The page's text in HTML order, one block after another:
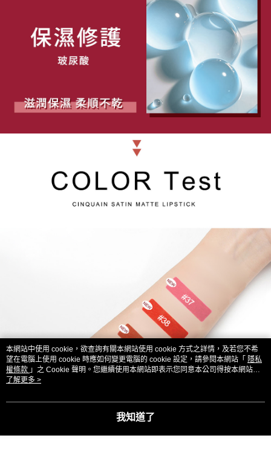
本網站中使用 cookie，欲查詢有關本網站使用 cookie 方式之詳情，及若您不希
望在電腦上使用 cookie 時應如何變更電腦的 cookie 設定，請參閱本網站「 隱私
權條款 」之 Cookie 聲明。您繼續使用本網站即表示您同意本公司得按本網站使
用條款之 Cookie 聲明使用 cookie。
了解更多 >
我知道了